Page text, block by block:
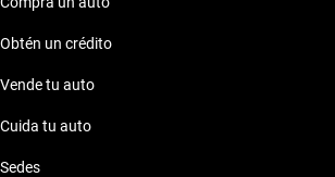
Obtén un crédito
Vende tu auto
Cuida tu auto
Sedes